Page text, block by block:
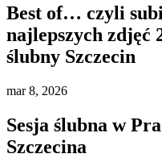
Best of… czyli
najlepszych zdjęć
ślubny Szczecin
mar8, 2026
Sesja ślubna w
Szczecina